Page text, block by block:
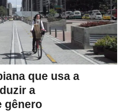
que usa a
a
gênero